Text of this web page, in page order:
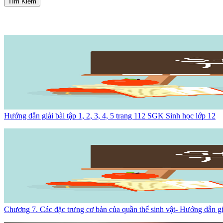
Hướng dẫn giải bài tập 1, 2, 3, 4, 5 trang 112 SGK Sinh học lớp 12
Chương 7. Các đặc trưng cơ bản của quần thể sinh vật- Hướng dẫn